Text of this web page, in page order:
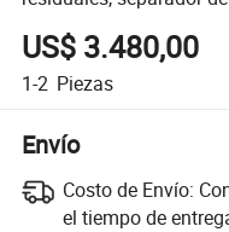
US$ 3.480,00
1-2 Piezas
Envío
Costo de Envío:
el tiempo de